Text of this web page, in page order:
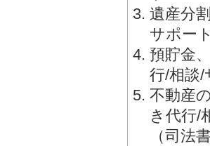
遺産分
サポー
預貯金
行/相談/
不動産
き代行/
（司法